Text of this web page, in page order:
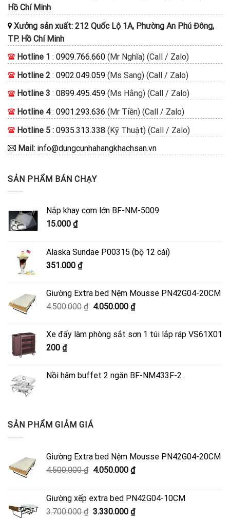
Hồ Chí Minh
Xưởng sản xuất: 212 Quốc Lộ 1A, Phường An Phú Đông,
TP. Hồ Chí Minh
Hotline 1 : 0909.766.660 (Mr Nghĩa) (Call / Zalo)
Hotline 2 : 0902.049.059 (Ms Sang) (Call / Zalo)
Hotline 3 : 0899.495.459 (Ms Hằng) (Call / Zalo)
Hotline 4: 0901.293.636 (Mr Tiền) (Call / Zalo)
Hotline 5 : 0935.313.338 (Kỹ Thuật) (Call / Zalo)
Mail: info@dungcunhahangkhachsan.vn
SẢN PHẨM BÁN CHẠY
Nắp khay cơm lớn BF-NM-5009
15.000 ₫
Alaska Sundae P00315 (bộ 12 cái)
351.000 ₫
Giường Extra bed Nệm Mousse PN42G04-20CM
4.500.000₫ Giá
4.500.000 ₫.
4.050.000 ₫Giá
là:
Xe đẩy làm phòng sắt sơn 1 túi lắp ráp VS61X01
200 ₫
Nồi hâm buffet 2 ngăn BF-NM433F-2
SẢN PHẨM GIẢM GIÁ
Giường Extra bed Nệm Mousse PN42G04-20CM
4.500.000₫ Giá
4.500.000 ₫.
4.050.000 ₫Giá
là:
4.050.000 ₫.
Giường xếp extra bed PN42G04-10CM
3.700.000₫ Giá
3.330.000 ₫Giá